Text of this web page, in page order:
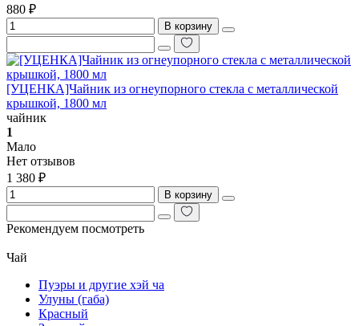
880 ₽
В корзину
[УЦЕНКА]Чайник из огнеупорного стекла с металлической
крышкой, 1800 мл
чайник
1
Мало
Нет отзывов
1 380 ₽
В корзину
Рекомендуем посмотреть
Чай
Пуэры и другие хэй ча
Улуны (габа)
Красный